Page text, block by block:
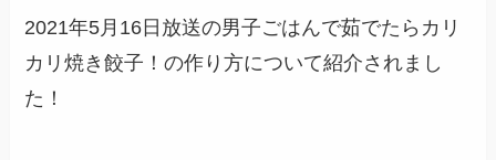
2021年5月16日放送の男子ごはんで茹でたらカリ
カリ焼き餃子！の作り方について紹介されまし
た！